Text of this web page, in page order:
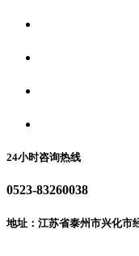
24小时咨询热线
0523-83260038
地址：江苏省泰州市兴化市